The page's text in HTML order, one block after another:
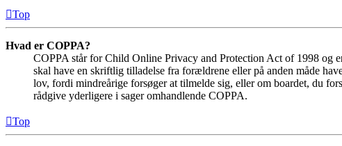
Top
Hvad er COPPA?
COPPA står for Child Online Privacy and Protection Act of 1998 og
skal have en skriftlig tilladelse fra forældrene eller på anden måde
lov, fordi mindreårige forsøger at tilmelde sig, eller om boardet, du
rådgive yderligere i sager omhandlende COPPA.
Top